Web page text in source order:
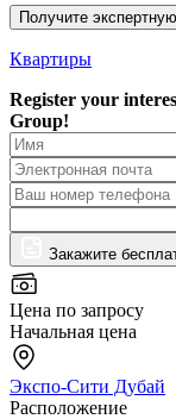
Получите
Квартиры
Register your
Group!
Закажите
Цена по запросу
Начальная цена
Экспо-Сити Дубай
Расположение